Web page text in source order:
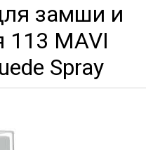
замши и
113 MAVI
Spray